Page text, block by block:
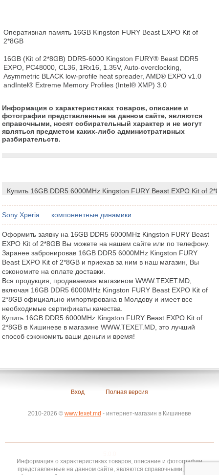
Оперативная память 16GB Kingston FURY Beast EXPO Kit of
2*8GB
16GB (Kit of 2*8GB) DDR5-6000 Kingston FURY® Beast DDR5
EXPO, PC48000, CL36, 1Rx16, 1.35V, Auto-overclocking,
Asymmetric BLACK low-profile heat spreader, AMD® EXPO v1.0
andIntel® Extreme Memory Profiles (Intel® XMP) 3.0
Информация о характеристиках товаров, описание и
фотографии представленные на данном сайте, являются
справочными, носят собирательный характер и не могут
являться предметом каких-либо административных
разбирательств.
Купить 16GB DDR5 6000MHz Kingston FURY Beast EXPO Kit of
Sony Xperia компонентные динамики
Оформить заявку на 16GB DDR5 6000MHz Kingston FURY Beast
EXPO Kit of 2*8GB Вы можете на нашем сайте или по телефону.
Заранее забронировав 16GB DDR5 6000MHz Kingston FURY
Beast EXPO Kit of 2*8GB и приехав за ним в наш магазин, Вы
сэкономите на оплате доставки.
Вся продукция, продаваемая магазином WWW.TEXET.MD,
включая 16GB DDR5 6000MHz Kingston FURY Beast EXPO Kit of
2*8GB официально импортирована в Молдову и имеет все
необходимые сертификаты качества.
Купить 16GB DDR5 6000MHz Kingston FURY Beast EXPO Kit of
2*8GB в Кишиневе в магазине WWW.TEXET.MD, это лучший
способ сэкономить ваши деньги и время!
Вход Полная версия
2010-2026 © www.texet.md - интернет-магазин в Кишиневе
Информация о характеристиках товаров, описание и фотографии
представленные на данном сайте, являются справочными, носят